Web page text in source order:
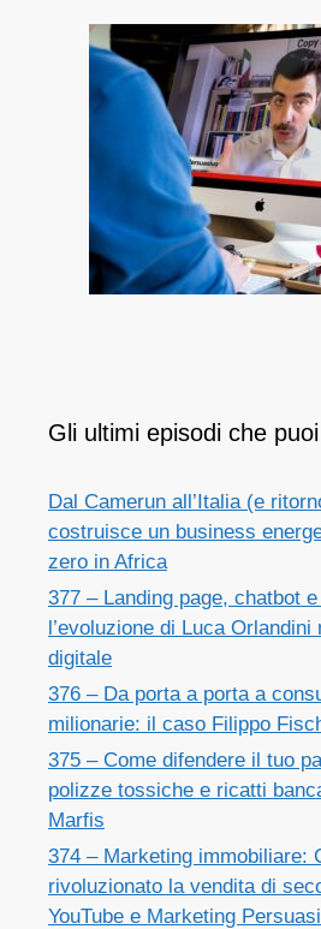
Gli ultimi episodi che
Dal Camerun all’Italia (e
costruisce un business
zero in Africa
377 – Landing page, chatbot
l’evoluzione di Luca Orlandini
digitale
376 – Da porta a porta a
milionarie: il caso Filippo
375 – Come difendere il tuo
polizze tossiche e ricatti
Marfis
374 – Marketing immobiliare:
rivoluzionato la vendita di
YouTube e Marketing